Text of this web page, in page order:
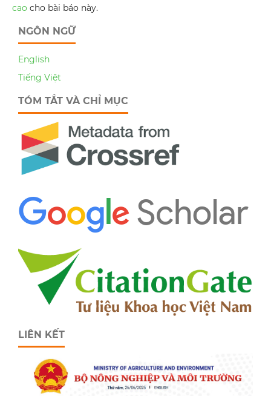
cao cho bài báo này.
NGÔN NGỮ
English
Tiếng Việt
TÓM TẮT VÀ CHỈ MỤC
LIÊN KẾT